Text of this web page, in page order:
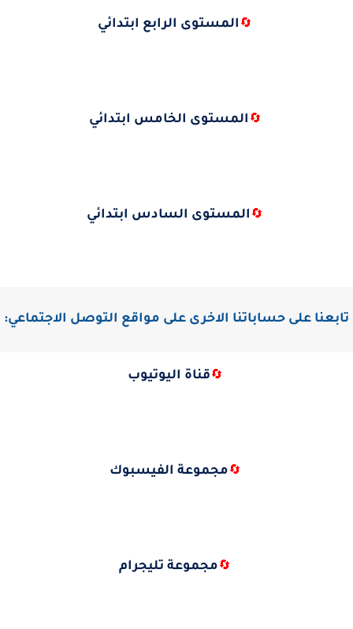
🔄 المستوى الرابع ابتدائي
🔄 المستوى الخامس ابتدائي
🔄 المستوى السادس ابتدائي
تابعنا على حساباتنا الاخرى على مواقع التوصل الاجتماعي:
🔄قناة اليوتيوب
🔄مجموعة الفيسبوك
🔄مجموعة تليجرام